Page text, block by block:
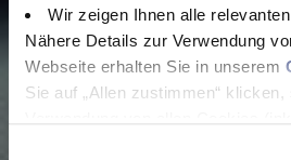
Wir zeigen Ihnen alle
Nähere Details zur Verwendung
Webseite erhalten Sie in unserem
Sie auf „Allen zustimmen“
Ihr Leasing, Ihre Regeln: Gestalten
berechnen Sie es direkt online.